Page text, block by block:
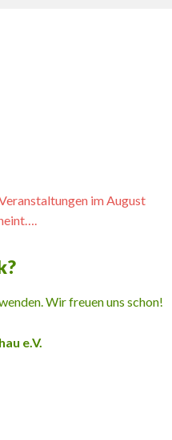
im August
Wir freuen uns schon!
e.V.